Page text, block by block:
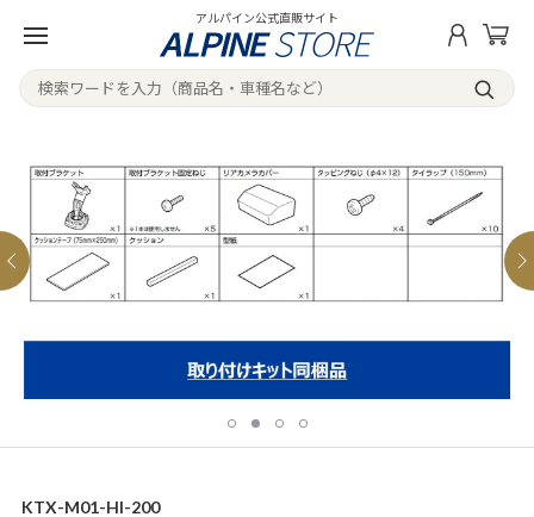
アルパイン公式直販サイト
KTX-M01-HI-200